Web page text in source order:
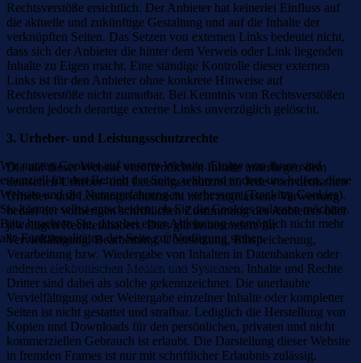
Rechtsverstöße ersichtlich. Der Anbieter hat keinerlei Einfluss auf
die aktuelle und zukünftige Gestaltung und auf die Inhalte der
verknüpften Seiten. Das Setzen von externen Links bedeutet nicht,
dass sich der Anbieter die hinter dem Verweis oder Link liegenden
Inhalte zu Eigen macht. Eine ständige Kontrolle dieser externen
Links ist für den Anbieter ohne konkrete Hinweise auf
Rechtsverstöße nicht zumutbar. Bei Kenntnis von Rechtsverstößen
werden jedoch derartige externe Links unverzüglich gelöscht.
3. Urheber- und Leistungsschutzrechte
Die auf dieser Website veröffentlichten Inhalte unterliegen dem
deutschen Urheber- und Leistungsschutzrecht. Jede vom deutschen
Urheber- und Leistungsschutzrecht nicht zugelassene Verwertung
bedarf der vorherigen schriftlichen Zustimmung des Anbieters oder
jeweiligen Rechteinhabers. Dies gilt insbesondere für
Vervielfältigung, Bearbeitung, Übersetzung, Einspeicherung,
Verarbeitung bzw. Wiedergabe von Inhalten in Datenbanken oder
anderen elektronischen Medien und Systemen. Inhalte und Rechte
Dritter sind dabei als solche gekennzeichnet. Die unerlaubte
Vervielfältigung oder Weitergabe einzelner Inhalte oder kompletter
Seiten ist nicht gestattet und strafbar. Lediglich die Herstellung von
Kopien und Downloads für den persönlichen, privaten und nicht
kommerziellen Gebrauch ist erlaubt. Die Darstellung dieser Website
in fremden Frames ist nur mit schriftlicher Erlaubnis zulässig.
Wir nutzen Cookies auf unserer Website. Einige von ihnen sind
essenziell für den Betrieb der Seite, während andere uns helfen, diese
Website und die Nutzererfahrung zu verbessern (Tracking Cookies).
Sie können selbst entscheiden, ob Sie die Cookies zulassen möchten.
Bitte beachten Sie, dass bei einer Ablehnung womöglich nicht mehr
alle Funktionalitäten der Seite zur Verfügung stehen.
Weitere InformationenAkzeptieren Ablehnen